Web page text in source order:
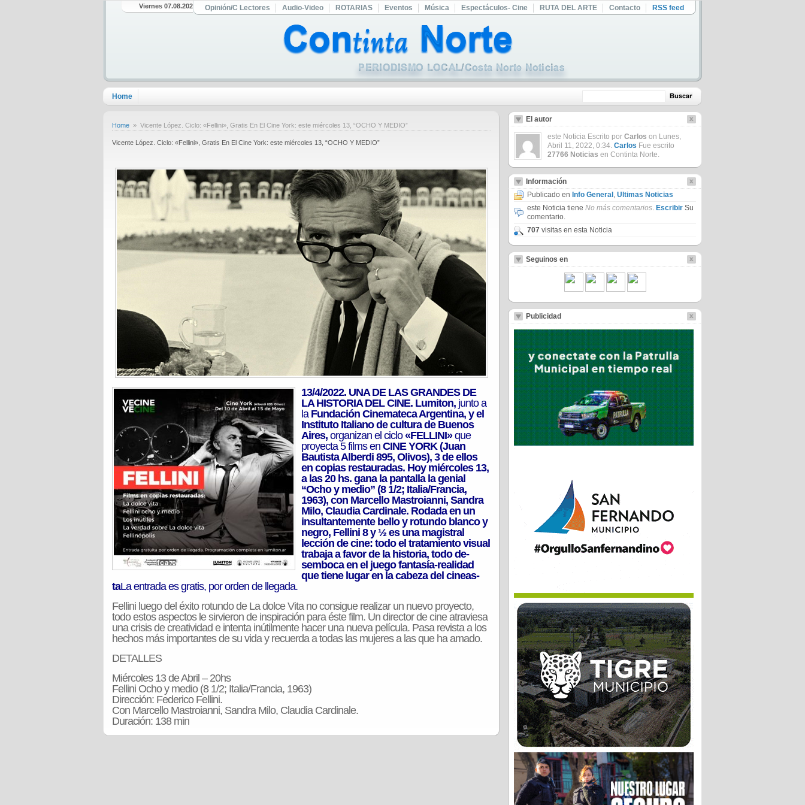
Viernes 07.08.2026 Opinión/C Lectores Audio-Video ROTARIAS Eventos Música Espectáculos- Cine RUTA DEL ARTE Contacto RSS feed
Home
Home » Vicente López. Ciclo: «Fellini», Gratis En El Cine York: este miércoles 13, “OCHO Y MEDIO”
Vicente López. Ciclo: «Fellini», Gratis En El Cine York: este miércoles 13, “OCHO Y MEDIO”
13/4/2022. UNA DE LAS GRANDES DE
LA HISTORIA DEL CINE. Lumiton, junto a
la Fundación Cinemateca Argentina, y el
Instituto Italiano de cultura de Buenos
Aires, organizan el ciclo«FELLINI»que
proyecta 5 films en CINE YORK (Juan
Bautista Alberdi 895, Olivos), 3 de ellos
en copias restauradas. Hoy miércoles 13,
a las 20 hs. gana la pantalla la genial
“Ocho y medio” (8 1/2; Italia/Francia,
1963), con Marcello Mastroianni, Sandra
Milo, Claudia Cardinale. Ro­da­da en un
insultantemente bello y rotundo blanco y
negro, Fellini 8 y ½ es una ma­gistral
lección de cine: todo el tratamien­to visual
trabaja a favor de la historia, todo de­
semboca en el juego fantasía-realidad
que tiene lugar en la cabeza del cineas­
taLa entrada es gratis, por orden de llegada.
Fellini luego del éxito rotundo de La dolce Vita no consigue realizar un nuevo proyecto,
todo estos aspectos le sirvieron de inspiración para éste film. Un director de cine atraviesa
una crisis de creatividad e intenta inútilmente hacer una nueva película. Pasa revista a los
hechos más importantes de su vida y recuerda a todas las mujeres a las que ha amado.
DETALLES
Miércoles 13 de Abril – 20hs
Fellini Ocho y medio (8 1/2; Italia/Francia, 1963)
Dirección: Federico Fellini.
Con Marcello Mastroianni, Sandra Milo, Claudia Cardinale.
Duración: 138 min
El autor
este Noticia Escrito por Carlos on Lunes,
Abril 11, 2022, 0:34. Carlos Fue escrito
27766 Noticias en Continta Norte.
Información
Publicado en Info General , Ultimas Noticias
este Noticia tiene No más comentarios. Escribir Su
comentario.
707 visitas en esta Noticia
Seguinos en
Publicidad